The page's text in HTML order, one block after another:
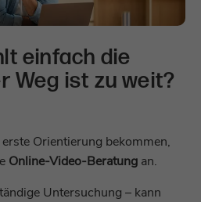
einfach die
Weg ist zu weit?
Orientierung bekommen,
Online-Video-Beratung an.
Untersuchung – kann
Experiments, das auf der